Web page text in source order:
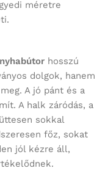
méretre
hosszú
dolgok, hanem
A jó pánt és a
A halk záródás, a
sokkal
főz, sokat
jól kézre áll,